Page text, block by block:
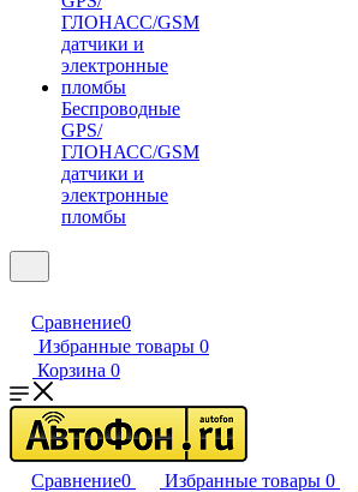
Беспроводные
GPS/
ГЛОНАСС/GSM
датчики и
электронные
пломбы
Сравнение0
Избранные товары 0
Корзина 0
Сравнение0 Избранные товары 0